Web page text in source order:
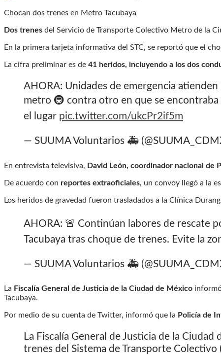
Chocan dos trenes en Metro Tacubaya
Dos trenes del Servicio de Transporte Colectivo Metro de la
En la primera tarjeta informativa del STC, se reportó que el
La cifra preliminar es de 41 heridos, incluyendo a los dos
AHORA: Unidades de emergencia
metro 🚇 contra otro en que se encontraba
el lugar pic.twitter.com/ukcPr2if5m
— SUUMA Voluntarios 🚑
En entrevista televisiva, David León, coordinador nacional de
De acuerdo con reportes extraoficiales, un convoy llegó a la
Los heridos de gravedad fueron trasladados a la Clínica
AHORA: 🚨 Continúan labores de rescate
Tacubaya tras choque de trenes. Evite la
— SUUMA Voluntarios 🚑
La Fiscalía General de Justicia de la Ciudad de México
Tacubaya.
Por medio de su cuenta de Twitter, informó que la Policía de
La Fiscalía General de Justicia de la
trenes del Sistema de Transporte